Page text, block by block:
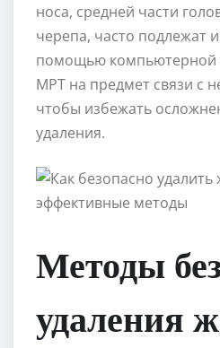
носа, средней части
черепа, часто подлежат
помощью компьютерной
МРТ на предмет связи с
чтобы избежать
удаления.
Методы
удаления